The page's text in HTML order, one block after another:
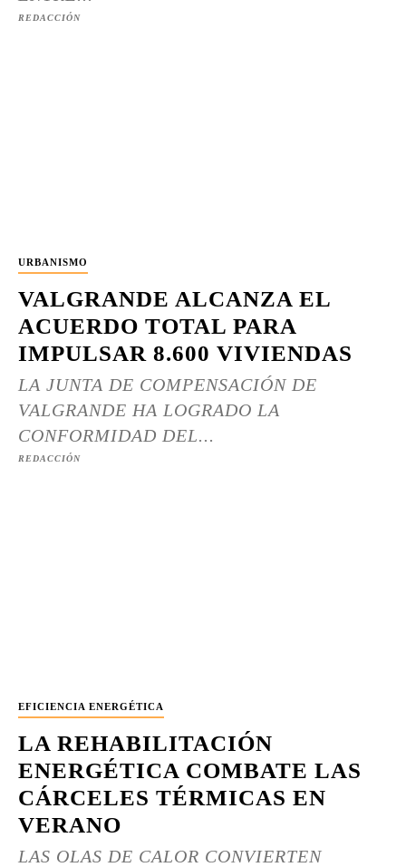
REDACCIÓN
URBANISMO
VALGRANDE ALCANZA EL
ACUERDO TOTAL PARA
IMPULSAR 8.600 VIVIENDAS
LA JUNTA DE COMPENSACIÓN DE
VALGRANDE HA LOGRADO LA
CONFORMIDAD DEL...
REDACCIÓN
EFICIENCIA ENERGÉTICA
LA REHABILITACIÓN
ENERGÉTICA COMBATE LAS
CÁRCELES TÉRMICAS EN
VERANO
LAS OLAS DE CALOR CONVIERTEN